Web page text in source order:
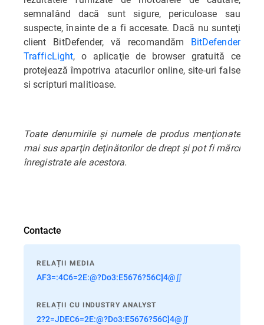
semnalând dacă sunt sigure, periculoase sau
suspecte, înainte de a fi accesate. Dacă nu sunteţi
client BitDefender, vă recomandăm BitDefender
TrafficLight, o aplicaţie de browser gratuită ce
protejează împotriva atacurilor online, site-uri false
si scripturi malitioase.
Toate denumirile şi numele de produs menţionate
mai sus aparţin deţinătorilor de drept şi pot fi mărci
înregistrate ale acestora.
Contacte
RELAȚII MEDIA
AF3=:4C6=2E:@?Do3:E5676?56C]4@∬
RELAȚII CU INDUSTRY ANALYST
2?2=JDEC6=2E:@?Do3:E5676?56C]4@∬